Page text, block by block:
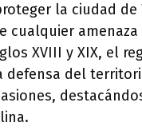
la ciudad de
cualquier
XVIII y XIX, el
defensa del